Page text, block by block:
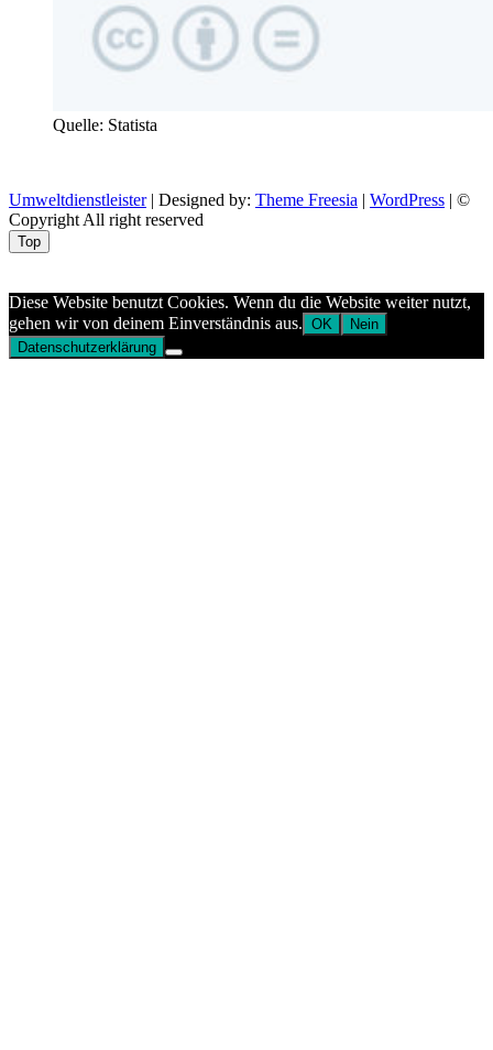
Quelle: Statista
Umweltdienstleister| Designed by: Theme Freesia | WordPress | ©
Copyright All right reserved
Top
Diese Website benutzt Cookies. Wenn du die Website weiter nutzt,
gehen wir von deinem Einverständnis aus. OK
Nein
Datenschutzerklärung